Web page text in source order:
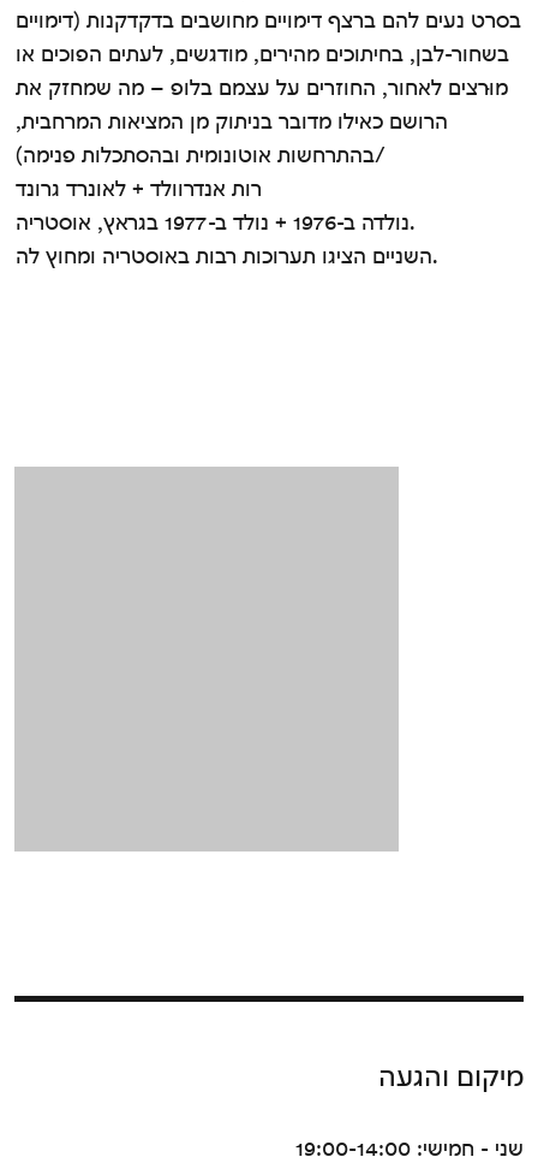
בסרט נעים להם ברצף דימויים מחושבים בדקדקנות (דימויים
בשחור-לבן, בחיתוכים מהירים, מודגשים, לעתים הפוכים או
מוּרצים לאחור, החוזרים על עצמם בלופ – מה שמחזק את
הרושם כאילו מדובר בניתוק מן המציאות המרחבית,
בהתרחשות אוטונומית ובהסתכלות פנימה)/
רות אנדרוולד + לאונרד גרונד
נולדה ב-1976 + נולד ב-1977 בגראץ, אוסטריה.
השניים הציגו תערוכות רבות באוסטריה ומחוץ לה.
מיקום והגעה
שני - חמישי: 19:00-14:00